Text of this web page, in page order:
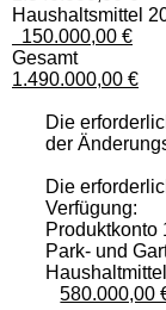
150.000,00 €
1.490.000,00 €
Die
der
Die
Verfügung:
Produktkonto
Park- und
580.000,00